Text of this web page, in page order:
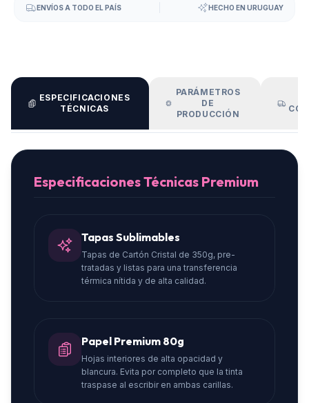
ENVÍOS A TODO EL PAÍS HECHO EN URUGUAY
ESPECIFICACIONES
TÉCNICAS
PARÁMETROS
DE
PRODUCCIÓN
Especificaciones Técnicas Premium
Tapas Sublimables
Tapas de Cartón Cristal de 350g, pre-
tratadas y listas para una transferencia
térmica nítida y de alta calidad.
Papel Premium 80g
Hojas interiores de alta opacidad y
blancura. Evita por completo que la tinta
traspase al escribir en ambas carillas.